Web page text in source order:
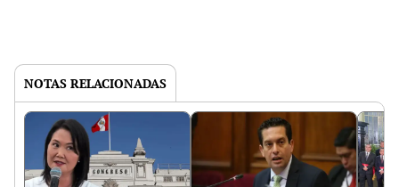
NOTAS RELACIONADAS